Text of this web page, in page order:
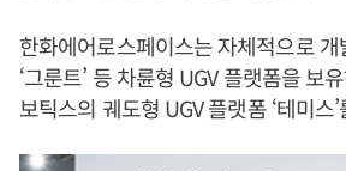
한화에어로스페이스는 자체적으로 개
‘그룬트’ 등 차륜형 UGV 플랫폼을 보
보틱스의 궤도형 UGV 플랫폼 ‘테미스